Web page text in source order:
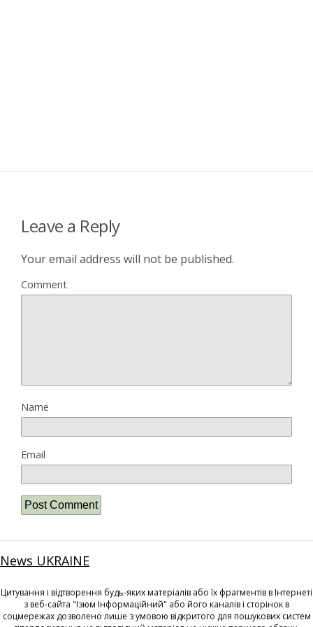
Leave a Reply
Your email address will not be published.
Comment
Name
Email
News UKRAINE
Цитування і відтворення будь-яких матеріалів або їх фрагментів в Інтернеті
з веб-сайта "Ізюм Інформаційний" або його каналів і сторінок в
соцмережах дозволено лише з умовою відкритого для пошукових систем